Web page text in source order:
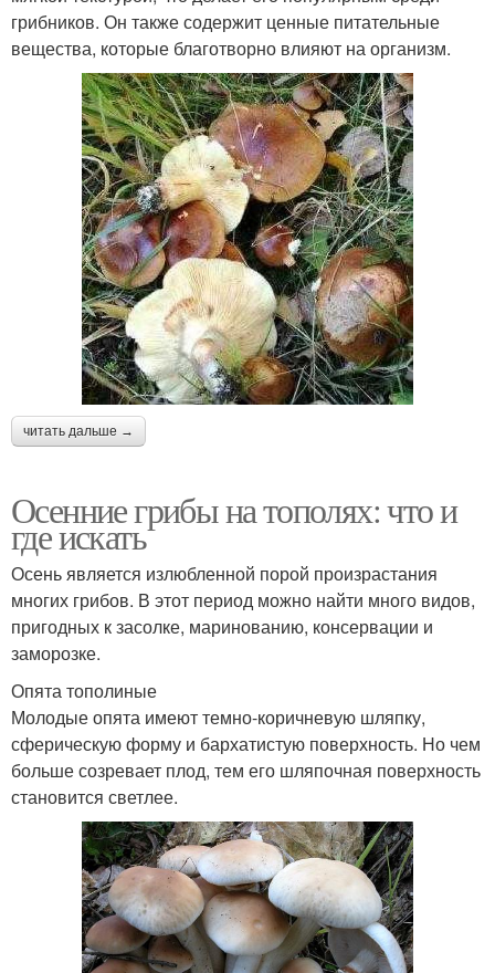
грибников. Он также содержит ценные питательные
вещества, которые благотворно влияют на организм.
читать дальше →
Осенние грибы на тополях: что и
где искать
Осень является излюбленной порой произрастания
многих грибов. В этот период можно найти много видов,
пригодных к засолке, маринованию, консервации и
заморозке.
Опята тополиные
Молодые опята имеют темно-коричневую шляпку,
сферическую форму и бархатистую поверхность. Но чем
больше созревает плод, тем его шляпочная поверхность
становится светлее.